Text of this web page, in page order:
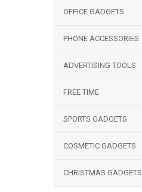
OFFICE GADGETS
PHONE ACCESSORIES
ADVERTISING TOOLS
FREE TIME
SPORTS GADGETS
COSMETIC GADGETS
CHRISTMAS GADGETS